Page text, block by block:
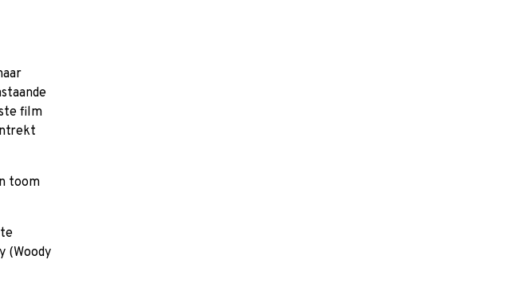
film
toom
(Woody